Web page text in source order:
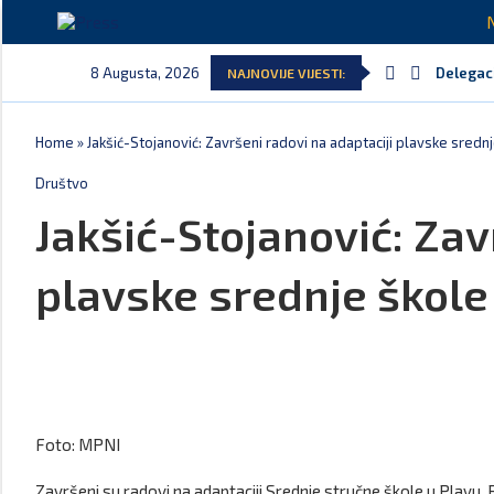
8 Augusta, 2026 NAJNOVIJE VIJESTI:
Danski
Kljajić
Srbija:
Home » Jakšić-Stojanović: Završeni radovi na adaptaciji plavske
Društvo
Jakšić-Stojanović:
plavske srednje škole
Foto: MPNI